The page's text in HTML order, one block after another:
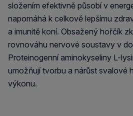
složením efektivně působí v
napomáhá k celkově lepšímu
a imunitě koní. Obsažený hořčík
rovnováhu nervové soustavy v
Proteinogenní aminokyseliny L-
umožňují tvorbu a nárůst svalové
výkonu.